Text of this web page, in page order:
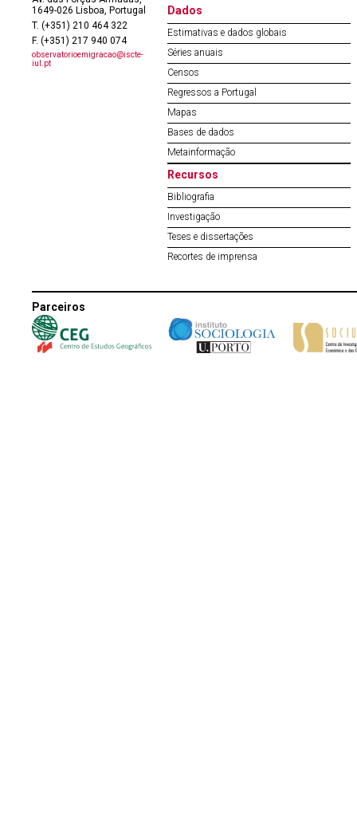
1649-026 Lisboa, Portugal
T. (+351) 210 464 322
F. (+351) 217 940 074
observatorioemigracao@iscte-
iul.pt
Dados
Estimativas e dados globais
Séries anuais
Censos
Regressos a Portugal
Mapas
Bases de dados
Metainformação
Recursos
Bibliografia
Investigação
Teses e dissertações
Recortes de imprensa
Parceiros